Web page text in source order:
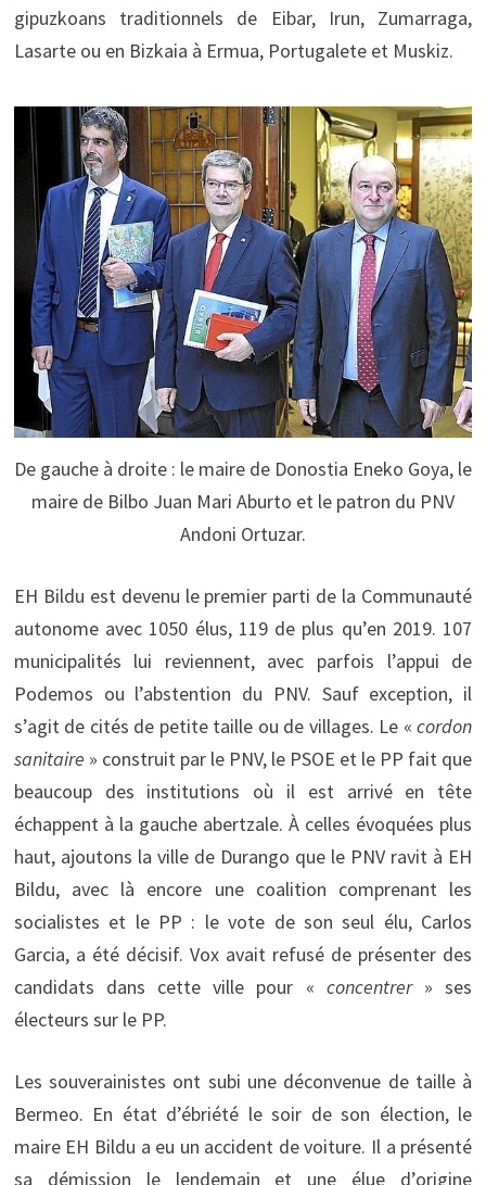
gipuzkoans traditionnels de Eibar, Irun, Zumarraga,
Lasarte ou en Bizkaia à Ermua, Portugalete et Muskiz.
De gauche à droite : le maire de Donostia Eneko Goya, le
maire de Bilbo Juan Mari Aburto et le patron du PNV
Andoni Ortuzar.
EH Bildu est devenu le premier parti de la Communauté
autonome avec 1050 élus, 119 de plus qu’en 2019. 107
municipalités lui reviennent, avec parfois l’appui de
Podemos ou l’abstention du PNV. Sauf exception, il
s’agit de cités de petite taille ou de villages. Le «cordon
sanitaire » construit par le PNV, le PSOE et le PP fait que
beaucoup des institutions où il est arrivé en tête
échappent à la gauche abertzale. À celles évoquées plus
haut, ajoutons la ville de Durango que le PNV ravit à EH
Bildu, avec là encore une coalition comprenant les
socialistes et le PP : le vote de son seul élu, Carlos
Garcia, a été décisif. Vox avait refusé de présenter des
candidats dans cette ville pour « concentrer» ses
électeurs sur le PP.
Les souverainistes ont subi une déconvenue de taille à
Bermeo. En état d’ébriété le soir de son élection, le
maire EH Bildu a eu un accident de voiture. Il a présenté
sa démission le lendemain et une élue d’origine